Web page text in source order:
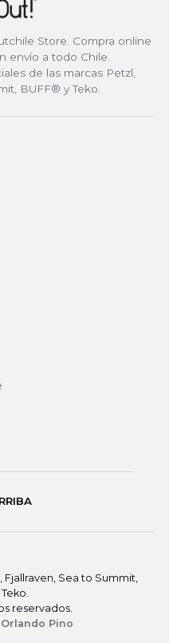
Store. Compra online
envío a todo Chile.
de las marcas Petzl,
BUFF® y Teko.
Fjallraven, Sea to Summit,
reservados.
Orlando Pino